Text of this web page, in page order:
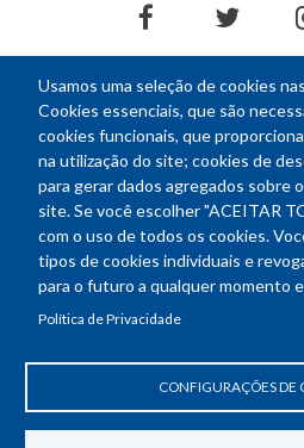
Usamos uma seleção de cookies
Cookies essenciais, que são
cookies funcionais, que
na utilização do site; cookies de
para gerar dados agregados sobre
site. Se você escolher "ACEITAR
com o uso de todos os cookies.
tipos de cookies individuais e
para o futuro a qualquer momento
Política de Privacidade
CONFIGURAÇÕES DE
facebook
NEWSLETTER
mail
Ed. Confea - Engenheiro
70740-541 -
Telefone Geral:
Horário de funcionamento: